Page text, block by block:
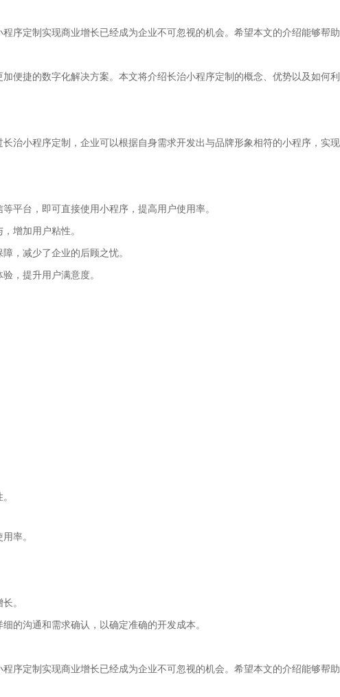
序定制实现商业增长已经成为企业不可忽视的机会。希望本文的介绍能够帮助
便捷的数字化解决方案。本文将介绍长治小程序定制的概念、优势以及如何利
治小程序定制，企业可以根据自身需求开发出与品牌形象相符的小程序，实现
平台，即可直接使用小程序，提高用户使用率。
增加用户粘性。
，减少了企业的后顾之忧。
，提升用户满意度。
率。
。
的沟通和需求确认，以确定准确的开发成本。
序定制实现商业增长已经成为企业不可忽视的机会。希望本文的介绍能够帮助